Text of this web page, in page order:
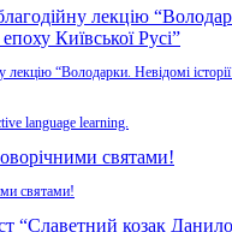
лекцію “Володарки. Невідомі
language learning.
святами!